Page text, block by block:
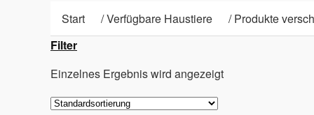
Start /Verfügbare Haustiere /Produkte
Filter
Einzelnes Ergebnis wird angezeigt